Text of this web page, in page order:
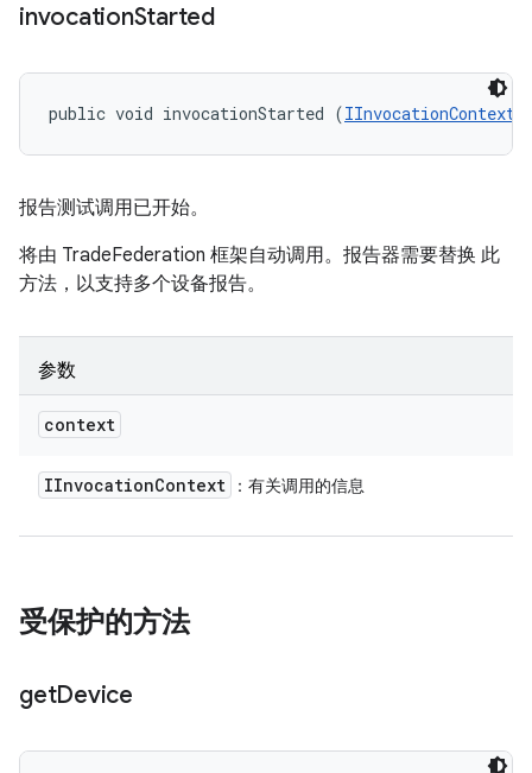
invocationStarted
public void invocationStarted (IInvocationContext
报告测试调用已开始。
将由 TradeFederation 框架自动调用。报告器需要替换 此
方法，以支持多个设备报告。
参数
context
IInvocationContext ：有关调用的信息
受保护的方法
getDevice